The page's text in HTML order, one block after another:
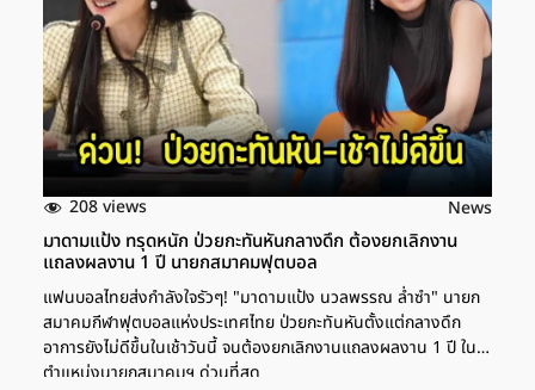
208 views News
มาดามแป้ง ทรุดหนัก ป่วยกะทันหันกลางดึก ต้องยกเลิกงาน
แถลงผลงาน 1 ปี นายกสมาคมฟุตบอล
แฟนบอลไทยส่งกำลังใจรัวๆ! "มาดามแป้ง นวลพรรณ ล่ำซำ" นายก
สมาคมกีฬาฟุตบอลแห่งประเทศไทย ป่วยกะทันหันตั้งแต่กลางดึก
อาการยังไม่ดีขึ้นในเช้าวันนี้ จนต้องยกเลิกงานแถลงผลงาน 1 ปี ใน
ตำแหน่งนายกสมาคมฯ ด่วนที่สุด